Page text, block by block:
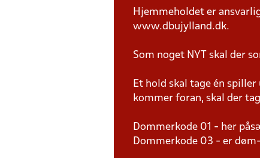
Hjemmeholdet er
www.dbujylland.dk.
Som noget NYT skal der
Et hold skal tage én
kommer foran, skal der
Dommerkode 01 - her
Dommerkode 03 - er